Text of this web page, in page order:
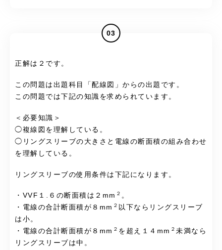
03
正解は２です。
この問題は出題科目「配線図」からの出題です。
この問題では下記の知識を求められています。
＜必要知識＞
◯複線図を理解している。
◯リングスリーブの大きさと電線の断面積の組み合わせ
を理解している。
リングスリーブの使用条件は下記になります。
・VVF１.６の断面積は２mm ２ 。
・電線の合計断面積が８mm ２ 以下ならリングスリーブ
は小。
・電線の合計断面積が８mm ２ を超え１４mm ２ 未満なら
リングスリーブは中。